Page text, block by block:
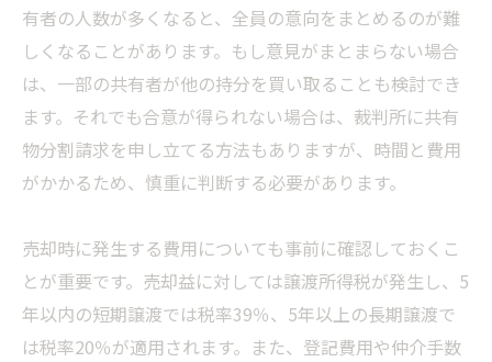
有者の人数が多くなると、全員の意向をまとめるのが難
しくなることがあります。もし意見がまとまらない場合
は、一部の共有者が他の持分を買い取ることも検討でき
ます。それでも合意が得られない場合は、裁判所に共有
物分割請求を申し立てる方法もありますが、時間と費用
がかかるため、慎重に判断する必要があります。
売却時に発生する費用についても事前に確認しておくこ
とが重要です。売却益に対しては譲渡所得税が発生し、5
年以内の短期譲渡では税率39％、5年以上の長期譲渡で
は税率20％が適用されます。また、登記費用や仲介手数